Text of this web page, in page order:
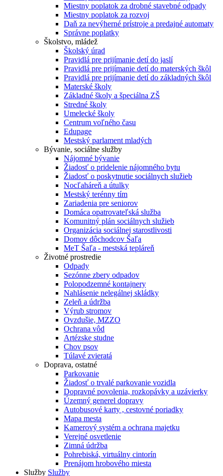
Miestny poplatok za drobné stavebné odpady
Miestny poplatok za rozvoj
Daň za nevýherné prístroje a predajné automaty
Správne poplatky
Školstvo, mládež
Školský úrad
Pravidlá pre prijímanie detí do jaslí
Pravidlá pre prijímanie detí do materských škôl
Pravidlá pre prijímanie detí do základných škôl
Materské školy
Základné školy a špeciálna ZŠ
Stredné školy
Umelecké školy
Centrum voľného času
Edupage
Mestský parlament mladých
Bývanie, sociálne služby
Nájomné bývanie
Žiadosť o pridelenie nájomného bytu
Žiadosť o poskytnutie sociálnych služieb
Nocľaháreň a útulky
Mestský terénny tím
Zariadenia pre seniorov
Domáca opatrovateľská služba
Komunitný plán sociálnych služieb
Organizácia sociálnej starostlivosti
Domov dôchodcov Šaľa
MeT Šaľa - mestská tepláreň
Životné prostredie
Odpady
Sezónne zbery odpadov
Polopodzemné kontajnery
Nahlásenie nelegálnej skládky
Zeleň a údržba
Výrub stromov
Ovzdušie, MZZO
Ochrana vôd
Artézske studne
Chov psov
Túlavé zvieratá
Doprava, ostatné
Parkovanie
Žiadosť o trvalé parkovanie vozidla
Dopravné povolenia, rozkopávky a uzávierky
Územný generel dopravy
Autobusové karty , cestovné poriadky
Mapa mesta
Kamerový systém a ochrana majetku
Verejné osvetlenie
Zimná údržba
Pohrebiská, virtuálny cintorín
Prenájom hrobového miesta
Služby Služby